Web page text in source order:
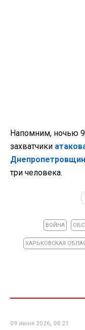
Напомним, ночью
захватчики
три человека.
ВОЙНА
ХАРЬКОВСКАЯ
09 июня 2026, 08:21